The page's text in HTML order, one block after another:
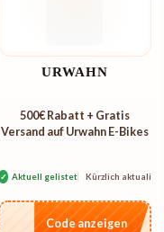
URWAHN
500€ Rabatt + Gratis
Versand auf Urwahn E-Bikes
✓ Aktuell gelistet Kürzlich
…CASE
Code anzeigen